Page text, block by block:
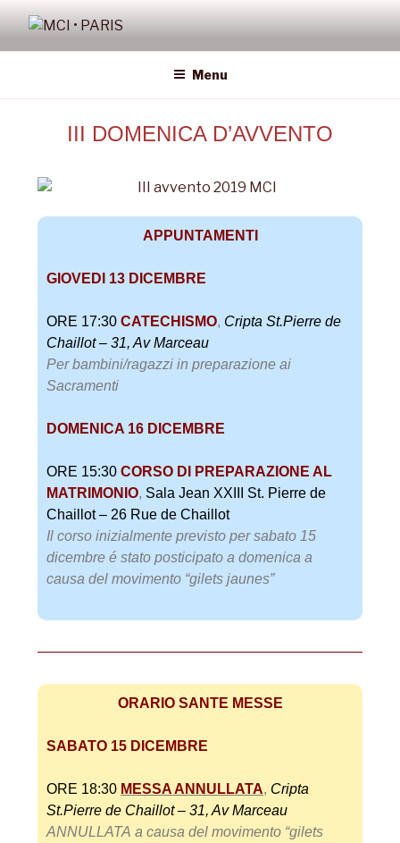
MCI • PARIS
Menu
III DOMENICA D’AVVENTO
APPUNTAMENTI
GIOVEDI 13 DICEMBRE
ORE 17:30 CATECHISMO, Cripta St.Pierre de
Chaillot – 31, Av Marceau
Per bambini/ragazzi in preparazione ai
Sacramenti
DOMENICA 16 DICEMBRE
ORE 15:30 CORSO DI PREPARAZIONE AL
MATRIMONIO, Sala Jean XXIII St. Pierre de
Chaillot – 26 Rue de Chaillot
Il corso inizialmente previsto per sabato 15
dicembre é stato posticipato a domenica a
causa del movimento “gilets jaunes”
ORARIO SANTE MESSE
SABATO 15 DICEMBRE
ORE 18:30 MESSA ANNULLATA, Cripta
St.Pierre de Chaillot – 31, Av Marceau
ANNULLATA a causa del movimento “gilets